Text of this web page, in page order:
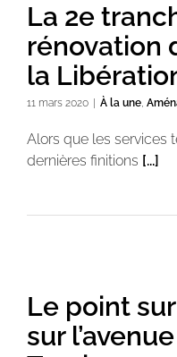
La 2e
rénovation
la
11 mars 2020 À la une,
Alors que les services
dernières finitions [...]
Le point
sur